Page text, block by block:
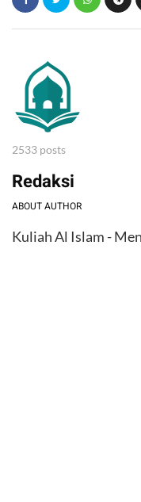
2533 posts
Redaksi
ABOUT AUTHOR
Kuliah Al Islam -